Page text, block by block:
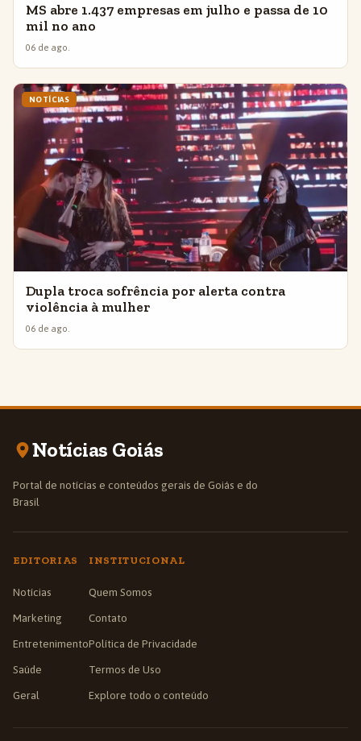
MS abre 1.437 empresas em julho e passa de 10
mil no ano
06 de ago.
NOTÍCIAS
Dupla troca sofrência por alerta contra
violência à mulher
06 de ago.
Notícias Goiás
Portal de notícias e conteúdos gerais de Goiás e do
Brasil
EDITORIAS
Notícias
Marketing
Entretenimento
Saúde
Geral
INSTITUCIONAL
Quem Somos
Contato
Política de Privacidade
Termos de Uso
Explore todo o conteúdo